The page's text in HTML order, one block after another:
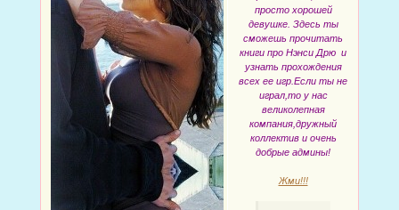
просто хорошей
девушке. Здесь ты
сможешь прочитать
книги про Нэнси Дрю и
узнать прохождения
всех ее игр.Если ты не
играл,то у нас
великолепная
компания,дружный
коллектив и очень
добрые админы!
Жми!!!